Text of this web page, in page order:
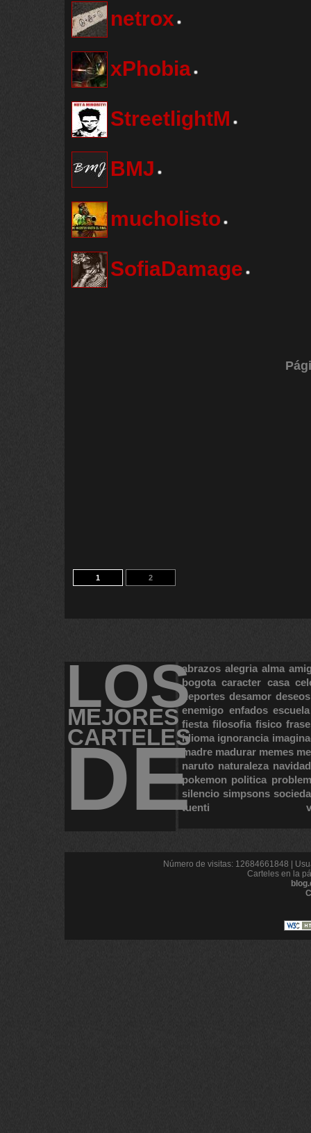
netrox
xPhobia
StreetlightM
BMJ
mucholisto
SofiaDamage
1 2
LOS
MEJORES
CARTELES
DE
abrazos alegria alma
bogota caracter casa
deportes desamor deseos
enemigo enfados escuela
fiesta filosofia fisico
idioma ignorancia
madre madurar memes
naruto naturaleza navidad
pokemon politica
silencio simpsons
tuenti
Número de visitas: 12684661848 |
Carteles en la